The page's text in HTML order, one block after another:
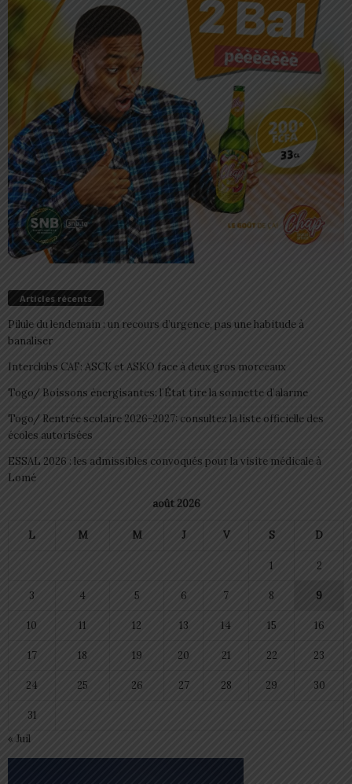
Articles récents
Pilule du lendemain : un recours d’urgence, pas une habitude à
banaliser
Interclubs CAF: ASCK et ASKO face à deux gros morceaux
Togo/ Boissons énergisantes: l’État tire la sonnette d’alarme
Togo/ Rentrée scolaire 2026-2027: consultez la liste officielle des
écoles autorisées
ESSAL 2026 : les admissibles convoqués pour la visite médicale à
Lomé
août 2026
L M M J V S D
1 2
3 4 5 6 7 8 9
10 11 12 13 14 15 16
17 18 19 20 21 22 23
24 25 26 27 28 29 30
31
« Juil